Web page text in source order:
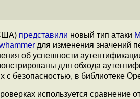
представили новый тип атаки
для изменения значений
об успешности
для обхода
с безопасностью, в библиотеке
используется сравнение